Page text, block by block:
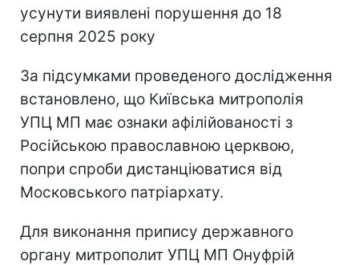
усунути виявлені порушення до 18
серпня 2025 року
За підсумками проведеного дослідження
встановлено, що Київська митрополія
УПЦ МП має ознаки афілійованості з
Російською православною церквою,
попри спроби дистанціюватися від
Московського патріархату.
Для виконання припису державного
органу митрополит УПЦ МП Онуфрій